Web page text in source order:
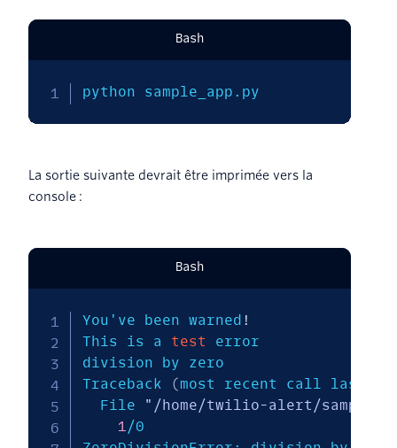
Bash
python sample_app.py
La sortie suivante devrait être imprimée vers la
console :
Bash
You've been warned !
This is a test error
division by zero
Traceback
(most recent call last
  File
"/home/twilio-alert/
1 /0